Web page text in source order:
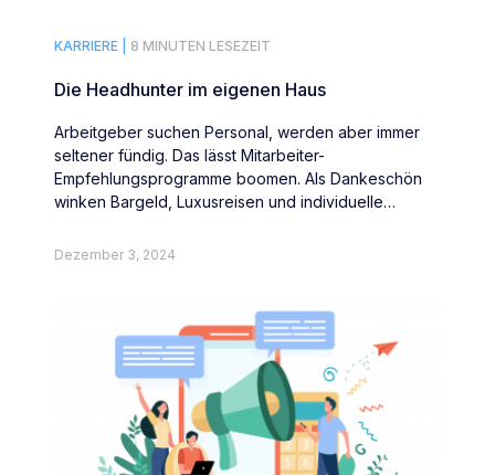
KARRIERE | 8 MINUTEN LESEZEIT
Die Headhunter im eigenen Haus
Arbeitgeber suchen Personal, werden aber immer
seltener fündig. Das lässt Mitarbeiter-
Empfehlungsprogramme boomen. Als Dankeschön
winken Bargeld, Luxusreisen und individuelle
Dezember 3, 2024